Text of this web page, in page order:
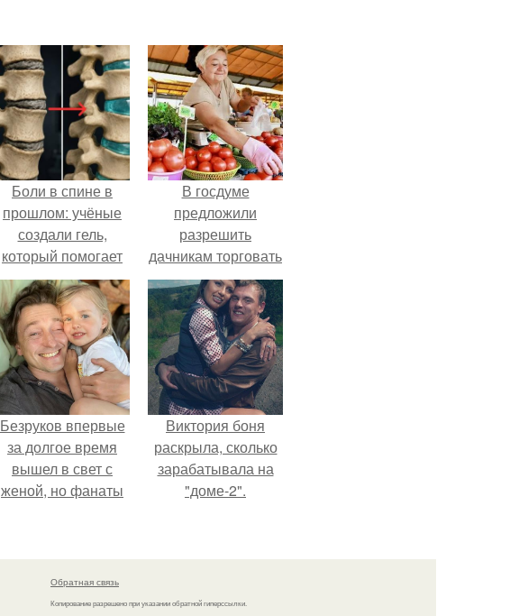
Боли в спине в
прошлом: учёные
создали гель,
который помогает
восстанавливать
межпозвоночные
диски.
В госдуме
предложили
разрешить
дачникам торговать
своей
сельхозпродукцией
в людных местах.
Безруков впервые
за долгое время
вышел в свет с
женой, но фанаты
Анны: "какая она
скучная.
Виктория боня
раскрыла, сколько
зарабатывала на
"доме-2".
Обратная связь
Копирование разрешено при указании обратной гиперссылки.